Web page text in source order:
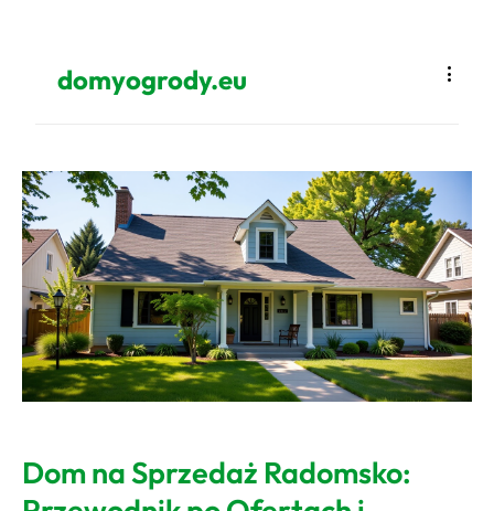
domyogrody.eu
Dom na Sprzedaż Radomsko: